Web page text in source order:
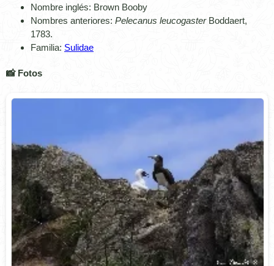
Nombre inglés: Brown Booby
Nombres anteriores: Pelecanus leucogasterBoddaert,
1783.
Familia: Sulidae
📸 Fotos